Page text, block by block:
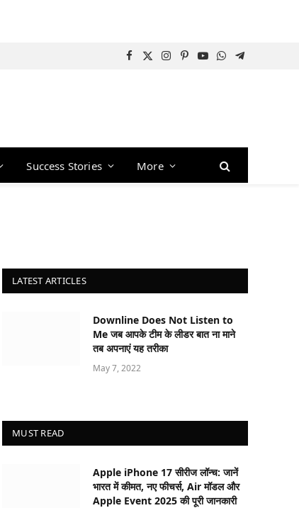
Facebook
X
Instagram
Pinterest
YouTube
WhatsApp
Telegram
Success Stories More
LATEST ARTICLES
Downline Does Not Listen to
Me जब आपके टीम के लीडर बात ना माने
तब अपनाएं यह तरीका
May 7, 2022
MUST READ
Apple iPhone 17 सीरीज लॉन्च: जानें
भारत में कीमत, नए फीचर्स, Air मॉडल और
Apple Event 2025 की पूरी जानकारी